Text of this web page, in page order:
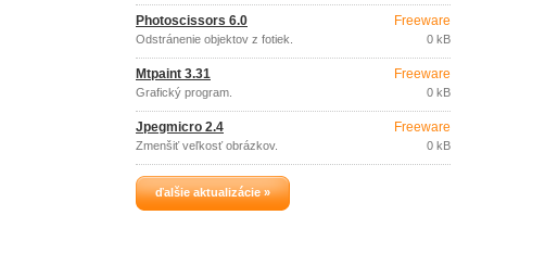
Photoscissors 6.0
Odstránenie objektov z fotiek.
Freeware
0 kB
Mtpaint 3.31
Grafický program.
Freeware
0 kB
Jpegmicro 2.4
Zmenšiť veľkosť obrázkov.
Freeware
0 kB
ďalšie aktualizácie »